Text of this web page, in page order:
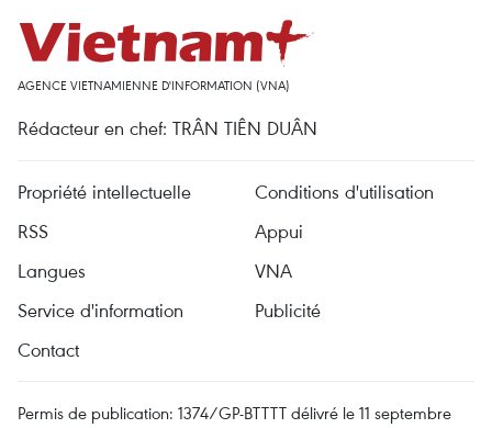
AGENCE VIETNAMIENNE D'INFORMATION (VNA)
Rédacteur en chef: TRÂN TIÊN DUÂN
Propriété intellectuelle
Conditions d'utilisation
RSS
Appui
Langues
VNA
Service d'information
Publicité
Contact
Permis de publication: 1374/GP-BTTTT délivré le 11 septembre